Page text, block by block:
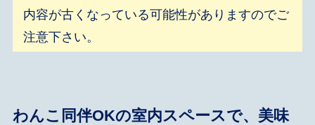
内容が古くなっている可能性がありますのでご
注意下さい。
わんこ同伴OKの室内スペースで、美味